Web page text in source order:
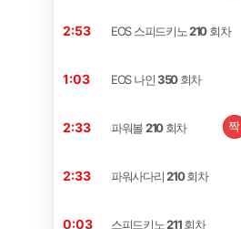
2:52 EOS 스피드키노210회차
1:02 EOS 나인350회차
2:32 파워볼210회차 짝
2:32 파워사다리210회차
0:02 스피드키노211회차